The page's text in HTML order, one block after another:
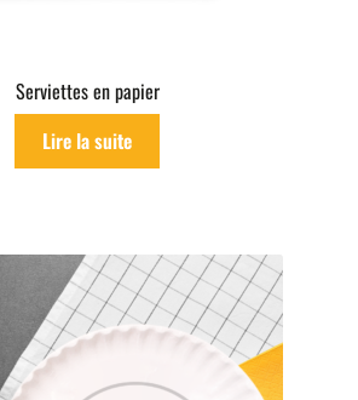
Serviettes en papier
Lire la suite